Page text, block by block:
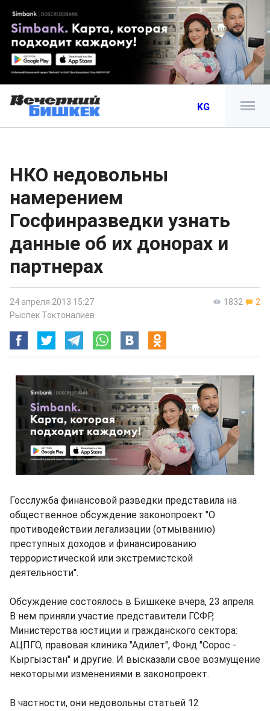
KG
НКО недовольны
намерением
Госфинразведки узнать
данные об их донорах и
партнерах
1832 2
24 апреля 2013 15:27
Рыспек Токтоналиев
Госслужба финансовой разведки представила на
общественное обсуждение законопроект "О
противодействии легализации (отмыванию)
преступных доходов и финансированию
террористической или экстремистской
деятельности".
Обсуждение состоялось в Бишкеке вчера, 23 апреля.
В нем приняли участие представители ГСФР,
Министерства юстиции и гражданского сектора:
АЦПГО, правовая клиника "Адилет", Фонд "Сорос -
Кыргызстан" и другие. И высказали свое возмущение
некоторыми изменениями в законопроект.
В частности, они недовольны статьей 12